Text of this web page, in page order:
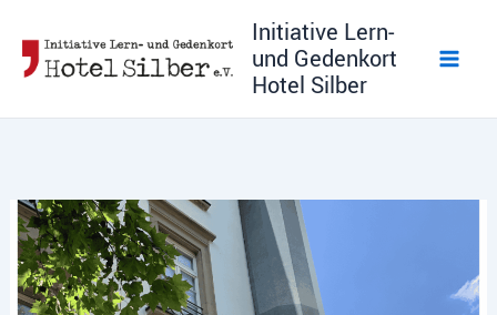
Inhalt
springen
Initiative Lern-
und Gedenkort
Hotel Silber